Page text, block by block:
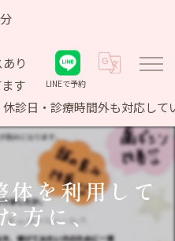
り
す
診日・診療時間外も対応して
LINEで予約
を利用して
方に、